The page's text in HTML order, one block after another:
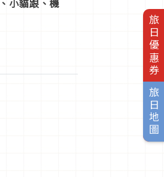
旅日優惠券
旅日地圖
小貓跟、機